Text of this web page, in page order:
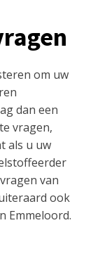
om uw
dan een
vragen,
als u uw
van
ook
Emmeloord.